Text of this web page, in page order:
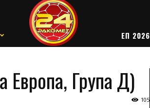
ЕП 2026
Европа, Група Д)
105